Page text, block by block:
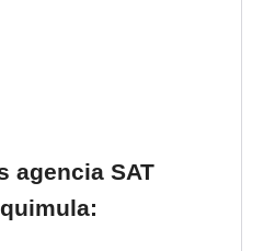
agencia SAT
: